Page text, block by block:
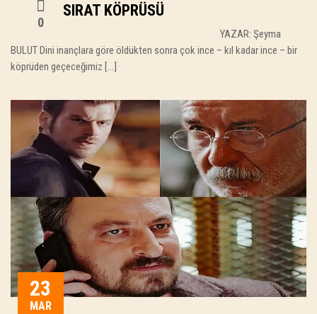
0
SIRAT KÖPRÜSÜ
YAZAR: Şeyma
BULUT Dini inançlara göre öldükten sonra çok ince – kıl kadar ince – bir
köprüden geçeceğimiz […]
23
MAR